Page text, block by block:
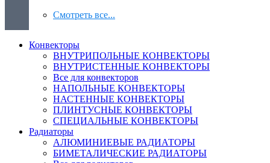
Смотреть все...
Конвекторы
ВНУТРИПОЛЬНЫЕ КОНВЕКТОРЫ
ВНУТРИСТЕННЫЕ КОНВЕКТОРЫ
Все для конвекторов
НАПОЛЬНЫЕ КОНВЕКТОРЫ
НАСТЕННЫЕ КОНВЕКТОРЫ
ПЛИНТУСНЫЕ КОНВЕКТОРЫ
СПЕЦИАЛЬНЫЕ КОНВЕКТОРЫ
Радиаторы
АЛЮМИНИЕВЫЕ РАДИАТОРЫ
БИМЕТАЛИЧЕСКИЕ РАДИАТОРЫ